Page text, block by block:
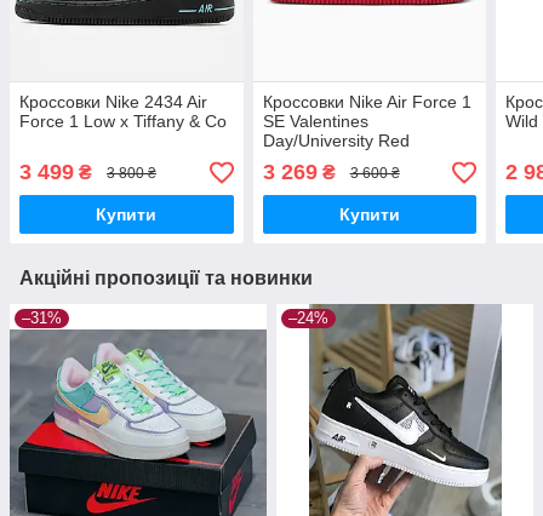
Кроссовки Nike 2434 Air
Force 1 Low x Tiffany & Co
3 499 ₴ 3 800 ₴
Купити
Кроссовки Nike Air Force 1
SE Valentines
Day/University Red
3 269₴ 3 600 ₴
Купити
Wild
2
Акційні пропозиції та новинки
–31% –24%